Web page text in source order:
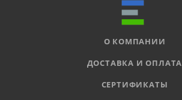
О КОМПАНИИ
ДОСТАВКА И ОПЛАТА
СЕРТИФИКАТЫ